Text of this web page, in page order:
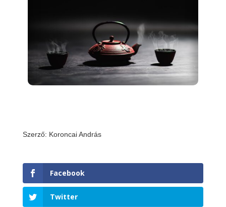
Szerző: Koroncai András
Facebook
Twitter